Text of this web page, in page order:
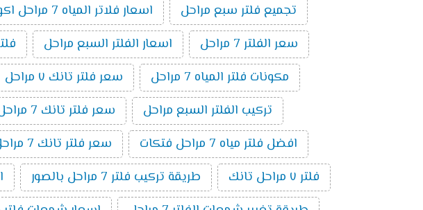
تجميع فلتر سبع مراحل
اسعار فلاتر المياه 7 مراحل اكوا جيت
سعر الفلتر 7 مراحل
اسعار الفلتر السبع مراحل
مكونات فلتر المياه 7 مراحل
سعر فلتر تانك ٧ مراحل
تركيب الفلتر السبع مراحل
سعر فلتر تانك 7 مراحل تايواني
افضل فلتر مياه 7 مراحل فتكات
سعر فلتر تانك 7 مراحل 2021
فلتر ٧ مراحل تانك
طريقة تركيب فلتر 7 مراحل بالصور